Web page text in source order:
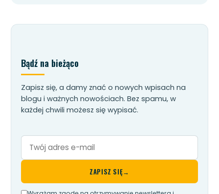
Bądź na bieżąco
Zapisz się, a damy znać o nowych wpisach na
blogu i ważnych nowościach. Bez spamu, w
każdej chwili możesz się wypisać.
Twój
adres
mail
ZAPISZ SIĘ→